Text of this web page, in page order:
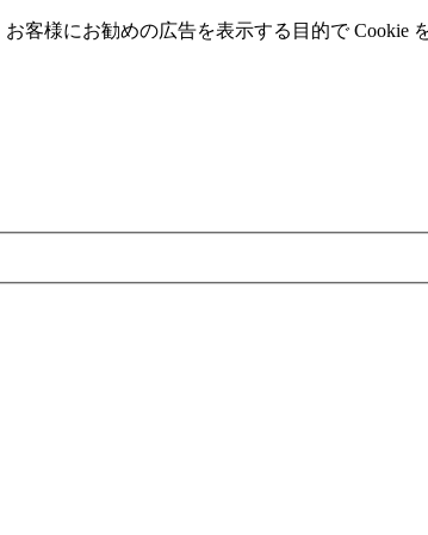
客様にお勧めの広告を表⽰する⽬的で Cookie